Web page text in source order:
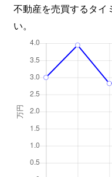
不動産を売買するタイ
い。